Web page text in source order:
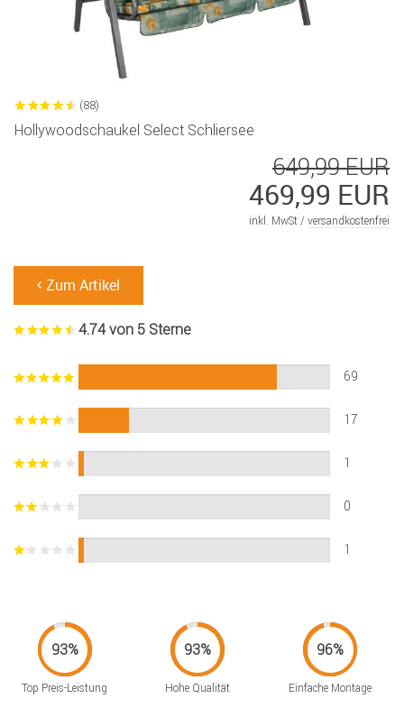
(88)
Hollywoodschaukel Select Schliersee
649,99 EUR
469,99 EUR
inkl. MwSt / versandkostenfrei
Zum Artikel
4.74 von 5 Sterne
69
17
1
0
1
Top Preis-Leistung Hohe Qualität Einfache Montage